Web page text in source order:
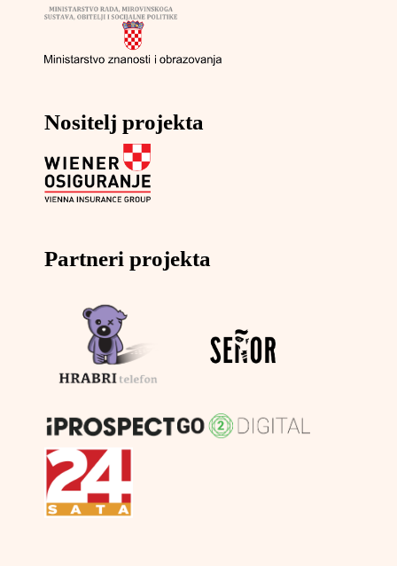
Nositelj projekta
Partneri projekta